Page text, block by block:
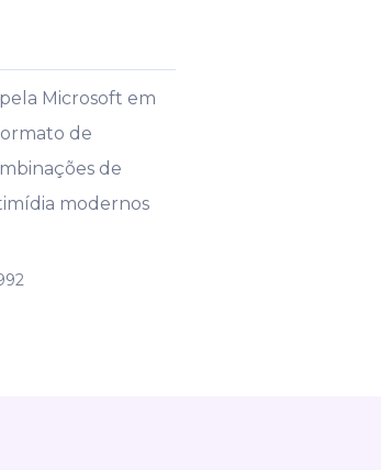
Microsoft em
de
de
modernos